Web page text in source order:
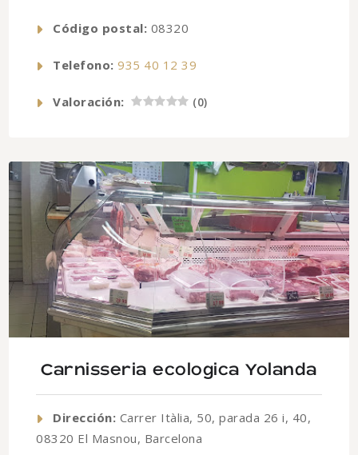
Código postal: 08320
Telefono: 935 40 12 39
Valoración: (0)
Carnisseria ecologica Yolanda
Dirección: Carrer Itàlia, 50, parada 26 i, 40,
08320 El Masnou, Barcelona